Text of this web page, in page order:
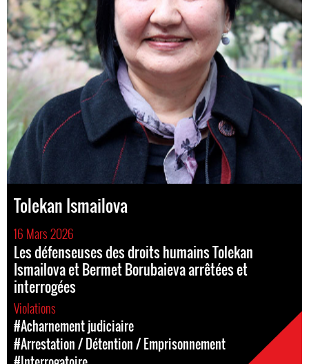
Tolekan Ismailova
16 Mars 2026
Les défenseuses des droits humains Tolekan
Ismailova et Bermet Borubaieva arrêtées et
interrogées
Violations
#Acharnement judiciaire
#Arrestation / Détention / Emprisonnement